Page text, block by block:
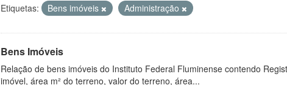
Etiquetas:
Bens imóveis Administração
Bens Imóveis
Relação de bens imóveis do Instituto Federal Fluminense contendo
imóvel, área m² do terreno, valor do terreno, área...